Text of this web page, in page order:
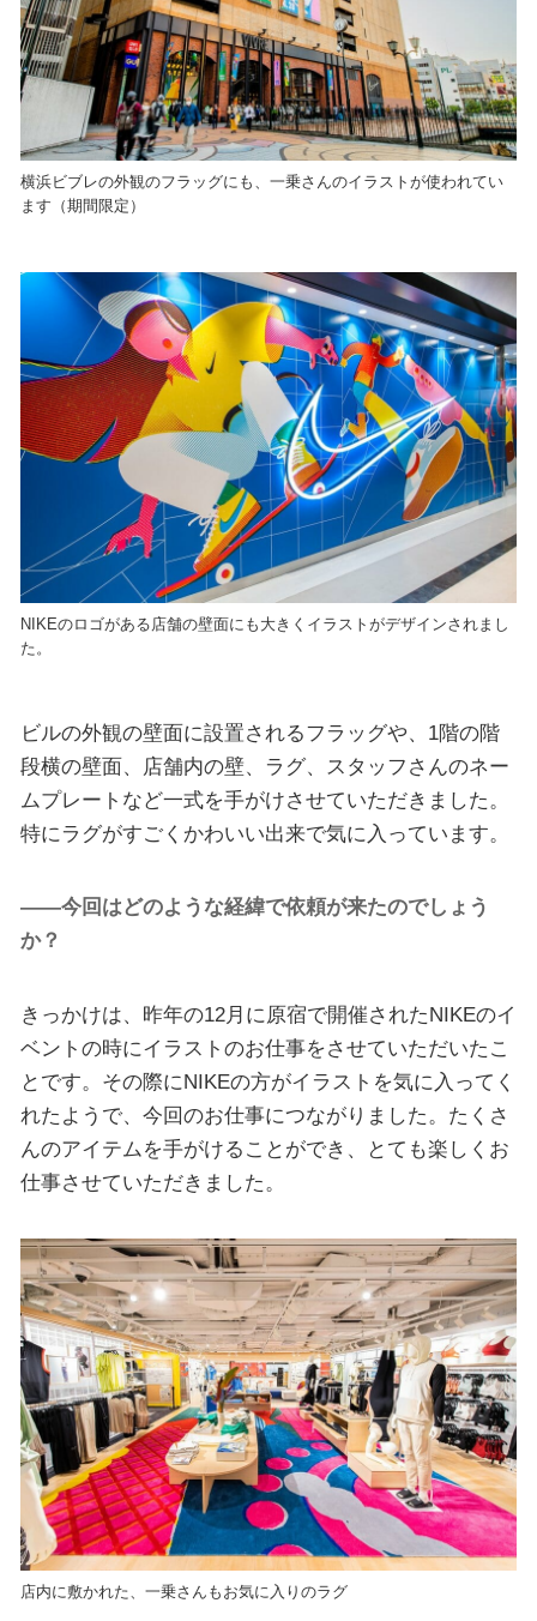
横浜ビブレの外観のフラッグにも、一乗さんのイラストが使われてい
ます（期間限定）
NIKEのロゴがある店舗の壁面にも大きくイラストがデザインされまし
た。
ビルの外観の壁面に設置されるフラッグや、1階の階
段横の壁面、店舗内の壁、ラグ、スタッフさんのネー
ムプレートなど一式を手がけさせていただきました。
特にラグがすごくかわいい出来で気に入っています。
――今回はどのような経緯で依頼が来たのでしょう
か？
きっかけは、昨年の12月に原宿で開催されたNIKEのイ
ベントの時にイラストのお仕事をさせていただいたこ
とです。その際にNIKEの方がイラストを気に入ってく
れたようで、今回のお仕事につながりました。たくさ
んのアイテムを手がけることができ、とても楽しくお
仕事させていただきました。
店内に敷かれた、一乗さんもお気に入りのラグ